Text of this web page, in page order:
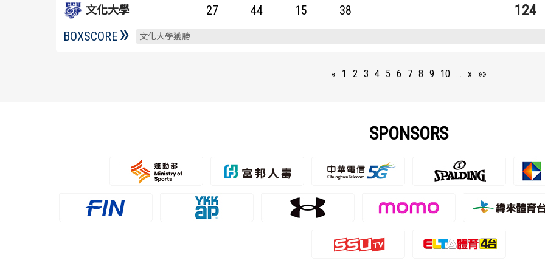
124
27 44 15 38
文化大學
文化大學獲勝
BOXSCORE
« 1 2 3 4 5 6 7 8 9 10 … » »»
SPONSORS